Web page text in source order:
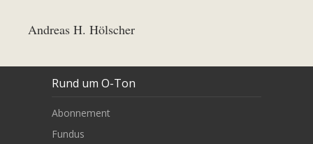
Andreas H. Hölscher
Rund um O-Ton
Abonnement
Fundus